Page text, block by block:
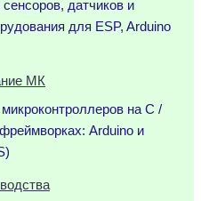
датчиков и
для ESP, Arduino
МК
на C /
Arduino и